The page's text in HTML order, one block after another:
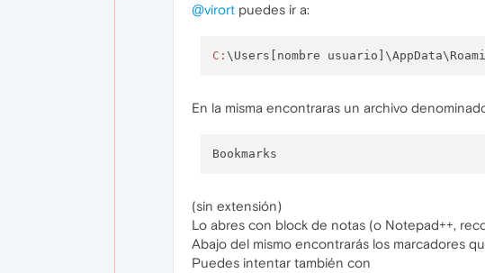
@virort puedes ir a:
C: \Users[nombre
En la misma encontraras un archivo
(sin extensión)
Lo abres con block de notas (o Notepad++,
Abajo del mismo encontrarás los marcadores
Puedes intentar también con